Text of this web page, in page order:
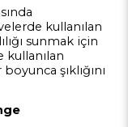
kullanılan
sunmak için
kullanılan
şıklığını